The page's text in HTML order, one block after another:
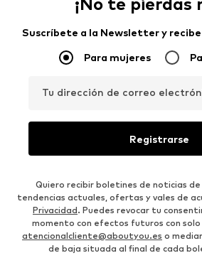
¡No te pierdas
Suscríbete a la Newsletter y
Para mujeres
Tu dirección de correo
Registrarse
Quiero recibir boletines de noticias de
tendencias actuales, ofertas y vales de
Privacidad. Puedes revocar tu
momento con efectos futuros con solo
atencionalcliente@aboutyou.es o
de baja situada al final de cada